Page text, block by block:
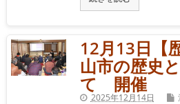
12月13日【
山市の歴史
て 開催
2025年12月14日